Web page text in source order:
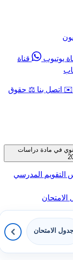
يوتيوب
قناة
✉️ اتصل بنا ⚖️ حقوق
في مادة دراسات
التقويم المدرسي
الامتحان